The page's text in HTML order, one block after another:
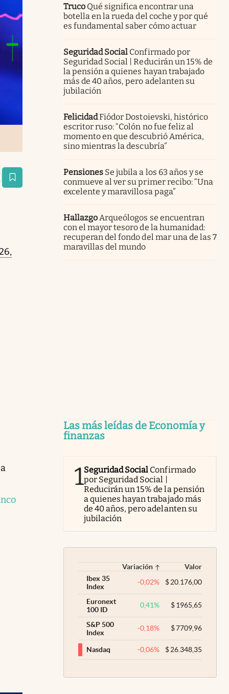
Truco Qué significa encontrar una
botella en la rueda del coche y por qué
es fundamental saber cómo actuar
Seguridad Social Confirmado por
Seguridad Social | Reducirán un 15% de
la pensión a quienes hayan trabajado
más de 40 años, pero adelanten su
jubilación
FelicidadFiódor Dostoievski, histórico
escritor ruso: “Colón no fue feliz al
momento en que descubrió América,
sino mientras la descubría”
Pensiones Se jubila a los 63 años y se
conmueve al ver su primer recibo: “Una
excelente y maravillosa paga”
HallazgoArqueólogos se encuentran
con el mayor tesoro de la humanidad:
recuperan del fondo del mar una de las 7
maravillas del mundo
Las más leídas de Economía y
finanzas
1Seguridad Social Confirmado
por Seguridad Social |
Reducirán un 15% de la pensión
a quienes hayan trabajado más
de 40 años, pero adelanten su
jubilación
Variación
Valor
Ibex 35
Index
-0,02% $20.176,00
Euronext
100 ID
0,41% $1965,65
S&P 500
Index
-0,18% $7709,96
Nasdaq -0,06% $26.348,35